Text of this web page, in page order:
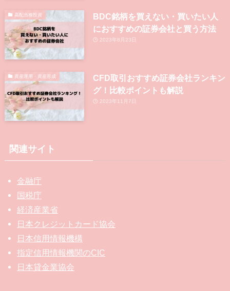
高配当株投資
BDC銘柄を買えない・買いたい人
におすすめの証券会社と買う方法
2023年8月23日
資産運用・資産形成
CFD取引おすすめ証券会社ランキン
グ！比較ポイントも解説
2023年11月7日
関連サイト
金融庁
国税庁
経済産業省
日本クレジットカード協会
日本信用情報機構
指定信用情報機関のCIC
日本貸金業協会